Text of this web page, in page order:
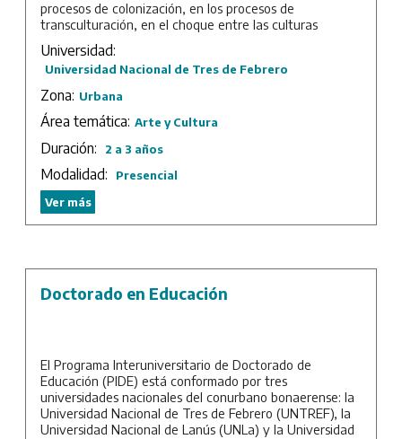
procesos de colonización, en los procesos de
transculturación, en el choque entre las culturas
letradas y las culturas audiovisuales, en las zonas de
plurilingüismo o de inestabilidad lingüística, en los
solapamientos evidentes o velados entre “culturas de
clase”.
La Maestría, por ende, se propone como un ámbito de
excelencia para la investigación de problemas
vinculados con las literaturas latinoamericanas, con
especial énfasis en sus interacciones, promoviendo el
desarrollo de la capacidad analítica, crítica y creativa
de los maestrandos.
Duración: 2 años de cursada más trabajo final.
Universidad:
Universidad Nacional de Tres de Febrero
Zona: Urbana
Área temática: Arte y Cultura
Duración: 2 a 3 años
Modalidad:
Presencial
Ver más
Doctorado en Educación
El Programa Interuniversitario de Doctorado de
Educación (PIDE) está conformado por tres
universidades nacionales del conurbano bonaerense: la
Universidad Nacional de Tres de Febrero (UNTREF), la
Universidad Nacional de Lanús (UNLa) y la Universidad